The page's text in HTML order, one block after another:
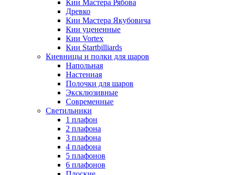
Кии Мастера Рябова
Древко
Кии Мастера Якубовича
Кии уцененные
Кии Vortex
Кии Startbilliards
Киевницы и полки для шаров
Напольная
Настенная
Полочки для шаров
Эксклюзивные
Современные
Светильники
1 плафон
2 плафона
3 плафона
4 плафона
5 плафонов
6 плафонов